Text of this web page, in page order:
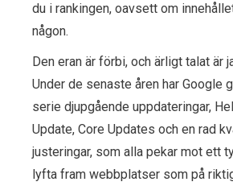
du i rankingen, oavsett om
någon.
Den eran är förbi, och ärligt talat är
Under de senaste åren har Google
serie djupgående uppdateringar,
Update, Core Updates och en rad
justeringar, som alla pekar mot ett
lyfta fram webbplatser som på